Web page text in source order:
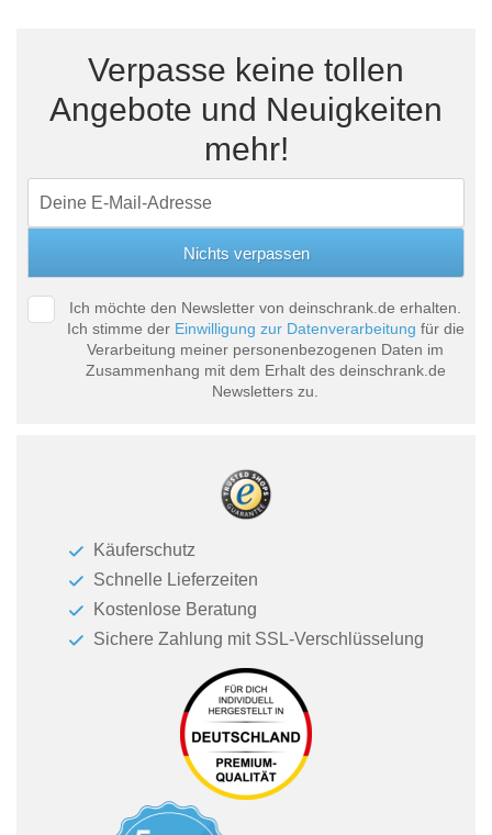
Verpasse keine tollen
Angebote und Neuigkeiten
mehr!
Ich möchte den Newsletter von deinschrank.de erhalten.
Ich stimme der Einwilligung zur Datenverarbeitung für die
Verarbeitung meiner personenbezogenen Daten im
Zusammenhang mit dem Erhalt des deinschrank.de
Newsletters zu.
Käuferschutz
Schnelle Lieferzeiten
Kostenlose Beratung
Sichere Zahlung mit SSL-Verschlüsselung